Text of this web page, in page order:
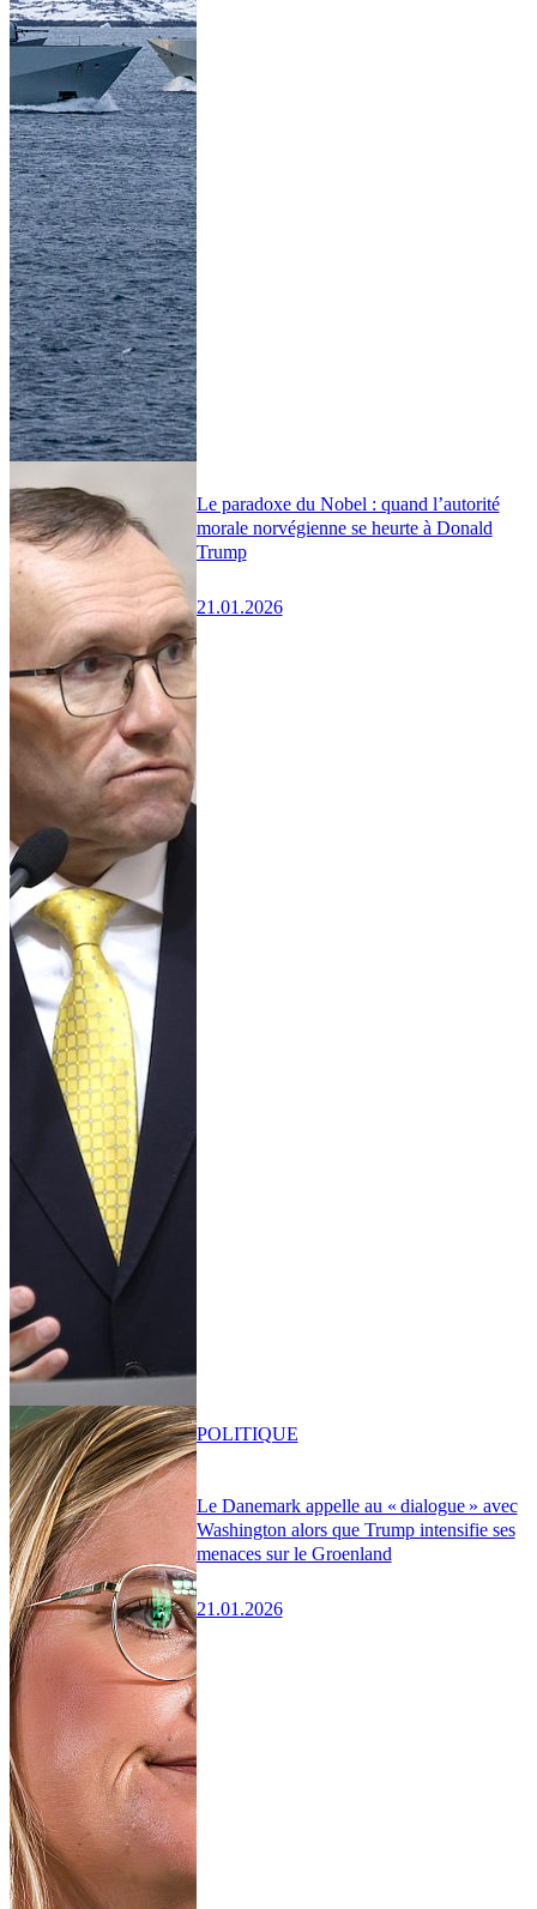
Le paradoxe du Nobel : quand l’autorité
morale norvégienne se heurte à Donald
Trump
21.01.2026
Le Danemark appelle au « dialogue » avec
Washington alors que Trump intensifie ses
menaces sur le Groenland
21.01.2026
POLITIQUE